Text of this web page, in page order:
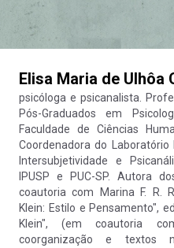
Elisa Maria de Ulhôa
psicóloga e psicanalista.
Pós-Graduados em
Faculdade de Ciências
Coordenadora do
Intersubjetividade e
IPUSP e PUC-SP. Autora
coautoria com Marina F. R.
Klein: Estilo e Pensamento",
Klein", (em coautoria
coorganização e textos